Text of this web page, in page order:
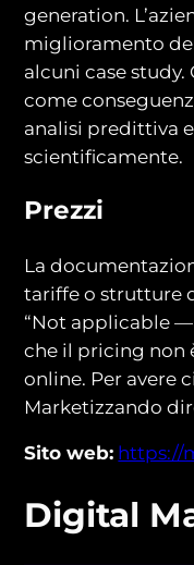
generation.
miglioramento
alcuni case
come
analisi predittiva
scientificamente.
Prezzi
La
tariffe o strutture
“Not applicable
che il pricing non
online. Per avere
Marketizzando
Sito web: https://
Digital